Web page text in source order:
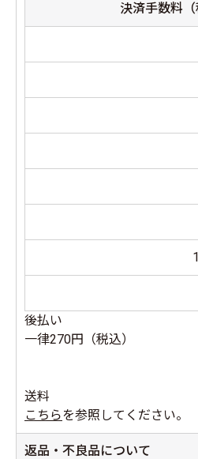
決済手数料（
後払い
一律270円（税込）
送料
こちらを参照してください。
返品・不良品について